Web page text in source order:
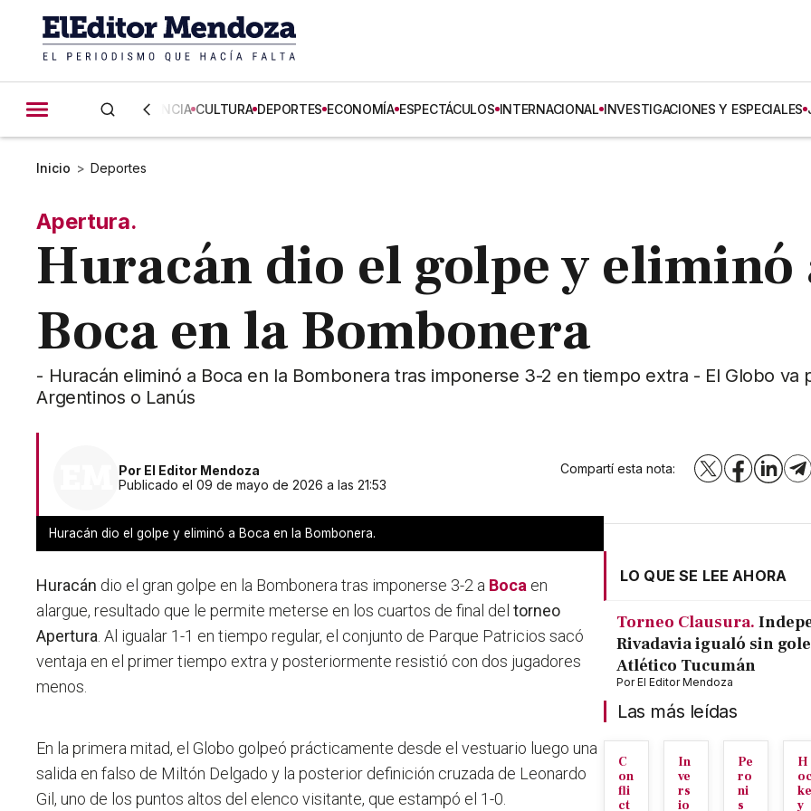
CIENCIA CULTURA DEPORTES ECONOMÍA ESPECTÁCULOS INTERNACIONAL INVESTIGACIONES Y ESPECIALES
Inicio > Deportes
Apertura.
Huracán dio el golpe y eliminó
Boca en la Bombonera
- Huracán eliminó a Boca en la Bombonera tras imponerse 3-2 en tiempo extra - El Globo va
Argentinos o Lanús
Por El Editor Mendoza
Publicado el 09 de mayo de 2026 a las 21:53
Compartí esta nota: X Facebook
Huracán dio el golpe y eliminó a Boca en la Bombonera.
Huracán dio el gran golpe en la Bombonera tras imponerse 3-2 a Boca en
alargue, resultado que le permite meterse en los cuartos de final deltorneo
Apertura . Al igualar 1-1 en tiempo regular, el conjunto de Parque Patricios sacó
ventaja en el primer tiempo extra y posteriormente resistió con dos jugadores
menos.
En la primera mitad, el Globo golpeó prácticamente desde el vestuario luego una
salida en falso de Miltón Delgado y la posterior definición cruzada de Leonardo
Gil, uno de los puntos altos del elenco visitante, que estampó el 1-0.
LO QUE SE LEE AHORA
Torneo Clausura.
Rivadavia igualó sin
Atlético Tucumán
PorEl Editor Mendoza
Las más leídas
C
on
fli
ct
In
ve
rs
io
Pe
ro
ni
s
H
oc
ke
y